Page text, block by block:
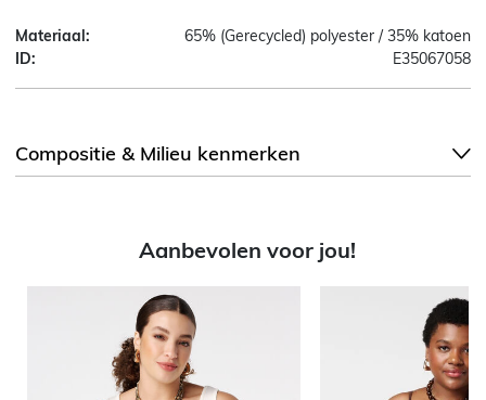
Materiaal:
65% (Gerecycled) polyester / 35% katoen
ID:
E35067058
Compositie & Milieu kenmerken
Aanbevolen voor jou!